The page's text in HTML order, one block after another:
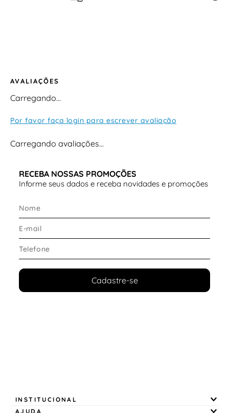
AVALIAÇÕES
Carregando…
Por favor faça login para escrever avaliação
Carregando avaliações…
RECEBA NOSSAS PROMOÇÕES
Informe seus dados e receba novidades e promoções
Cadastre-se
INSTITUCIONAL
AJUDA